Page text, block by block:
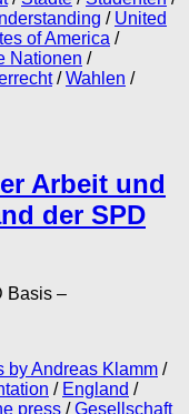
/ United
of America /
Nationen /
/Wahlen /
Arbeit und
der SPD
Basis –
by Andreas Klamm /
/ England /
press /Gesellschaft